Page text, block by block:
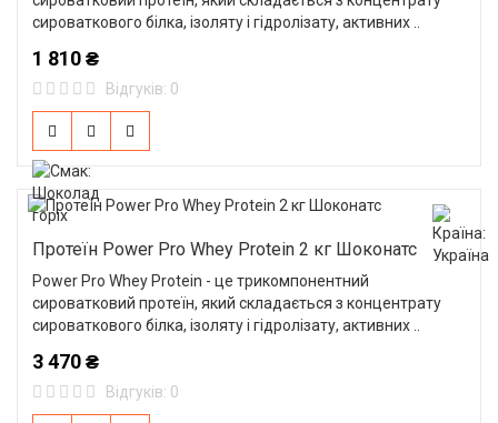
сироваткового білка, ізоляту і гідролізату, активних ..
1 810 ₴
Відгуків: 0
Протеїн Power Pro Whey Protein 2 кг Шоконатс
Power Pro Whey Protein - це трикомпонентний
сироватковий протеїн, який складається з концентрату
сироваткового білка, ізоляту і гідролізату, активних ..
3 470 ₴
Відгуків: 0